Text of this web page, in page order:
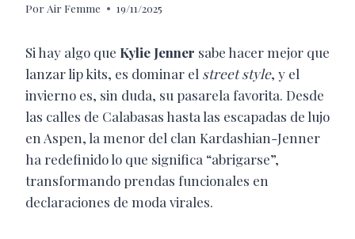
Por Air Femme 19/11/2025
Si hay algo que Kylie Jenner sabe hacer mejor que
lanzar lip kits, es dominar el street style, y el
invierno es, sin duda, su pasarela favorita. Desde
las calles de Calabasas hasta las escapadas de lujo
en Aspen, la menor del clan Kardashian-Jenner
ha redefinido lo que significa “abrigarse”,
transformando prendas funcionales en
declaraciones de moda virales.